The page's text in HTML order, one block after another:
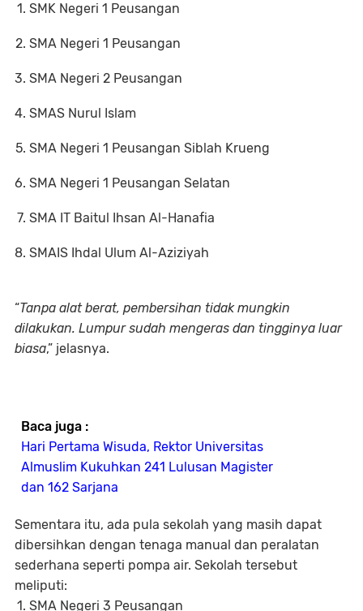
SMK Negeri 1 Peusangan
SMA Negeri 1 Peusangan
SMA Negeri 2 Peusangan
SMAS Nurul Islam
SMA Negeri 1 Peusangan Siblah Krueng
SMA Negeri 1 Peusangan Selatan
SMA IT Baitul Ihsan Al-Hanafia
SMAIS Ihdal Ulum Al-Aziziyah
“Tanpa alat berat, pembersihan tidak mungkin
dilakukan. Lumpur sudah mengeras dan tingginya luar
biasa,” jelasnya.
Baca juga :
Hari Pertama Wisuda, Rektor Universitas
Almuslim Kukuhkan 241 Lulusan Magister
dan 162 Sarjana
Sementara itu, ada pula sekolah yang masih dapat
dibersihkan dengan tenaga manual dan peralatan
sederhana seperti pompa air. Sekolah tersebut
meliputi:
SMA Negeri 3 Peusangan